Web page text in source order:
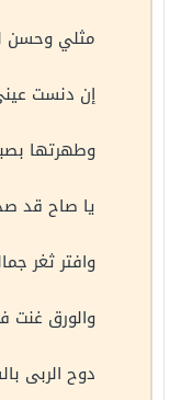
مثلي وحسن
إن دنست
وطهرتها
يا صاح قد
وافتر ثغر
والورق غنت
دوح الربى